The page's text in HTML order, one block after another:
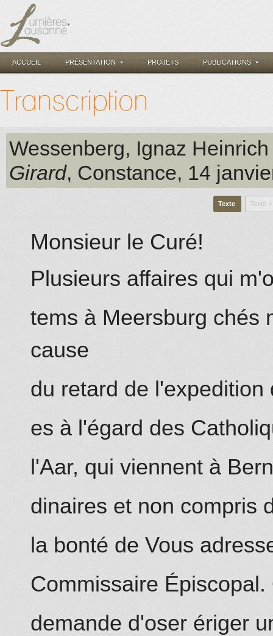
ACCUEIL PRÉSENTATION PROJETS PUBLICATIONS
Transcription
Wessenberg, Ignaz
Girard, Constance, 14
Texte Texte
Monsieur le Curé!
Plusieurs affaires qui
tems à Meersburg chés
cause
du retard de
es à l'égard des
l'Aar, qui viennent à
dinaires et non compris
la bonté de Vous
Commissaire
demande d'oser ériger